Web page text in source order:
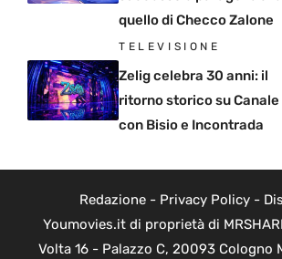
quello di Checco Zalone
TELEVISIONE
Zelig celebra 30 anni: il
ritorno storico su Canale
con Bisio e Incontrada
Redazione- Privacy Policy-
Youmovies.it di proprietà di
Volta 16 - Palazzo C, 20093 Cologno